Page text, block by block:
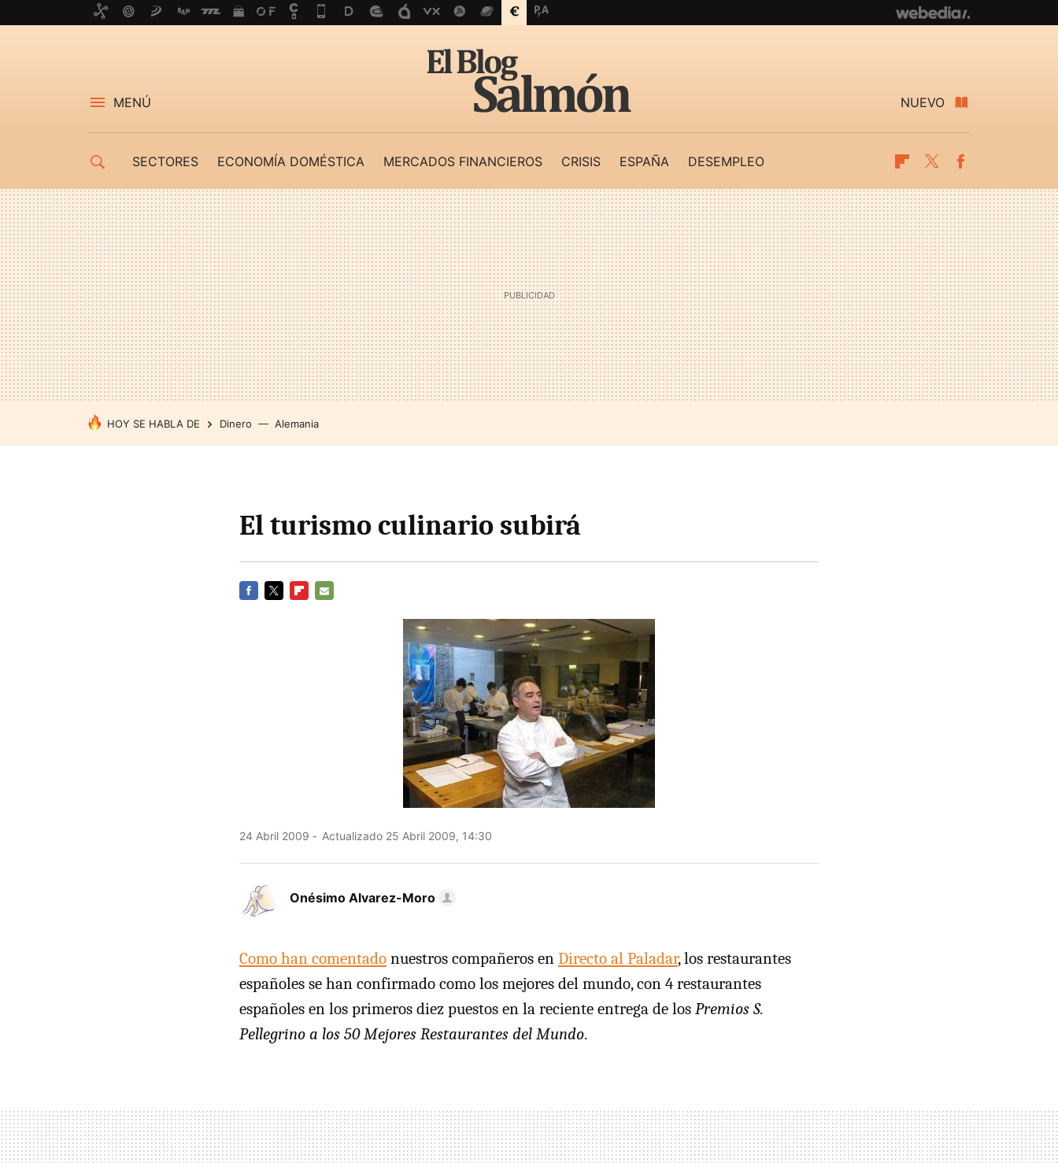
MENÚ NUEVO
SECTORES ECONOMÍA DOMÉSTICA MERCADOS FINANCIEROS CRISIS ESPAÑA DESEMPLEO Flipboard
Twitter
HOY SE HABLA DE Dinero Alemania
El turismo culinario subirá
24 Abril 2009 Actualizado 25 Abril 2009, 14:30
Onésimo Alvarez-Moro
Como han comentado nuestros compañeros en Directo al Paladar, los restaurantes
españoles se han confirmado como los mejores del mundo, con 4 restaurantes
españoles en los primeros diez puestos en la reciente entrega de los Premios S.
Pellegrino a los 50 Mejores Restaurantes del Mundo.